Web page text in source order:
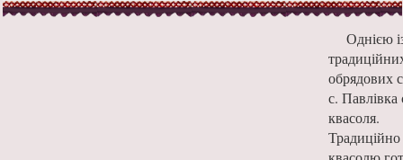
Однією
обрядових
с. Павлівка
квасоля.
Традиційно